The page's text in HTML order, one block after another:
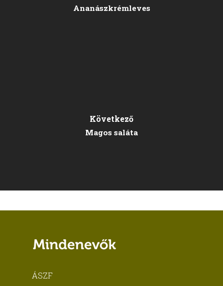
Ananászkrémleves
Következő
Magos saláta
ÁSZF